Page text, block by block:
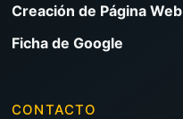
Creación de Página Web
Ficha de Google
CONTACTO